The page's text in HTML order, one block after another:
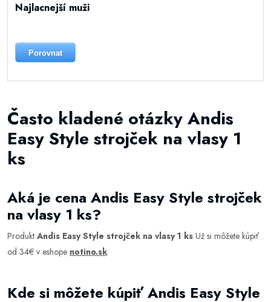
Najlacnejší muži
Porovnat
Často kladené otázky Andis
Easy Style strojček na vlasy 1
ks
Aká je cena Andis Easy Style strojček
na vlasy 1 ks?
Produkt Andis Easy Style strojček na vlasy 1 ks Už si môžete kúpiť
od 34€ v eshope notino.sk.
Kde si môžete kúpiť Andis Easy Style